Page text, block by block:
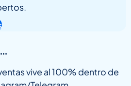
vive al 100% dentro de